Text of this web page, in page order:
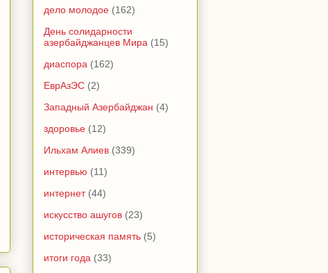
дело молодое (162)
День солидарности
азербайджанцев Мира (15)
диаспора (162)
ЕврАзЭС (2)
Западный Азербайджан (4)
здоровье (12)
Ильхам Алиев (339)
интервью (11)
интернет (44)
искусство ашугов (23)
историческая память (5)
итоги года (33)